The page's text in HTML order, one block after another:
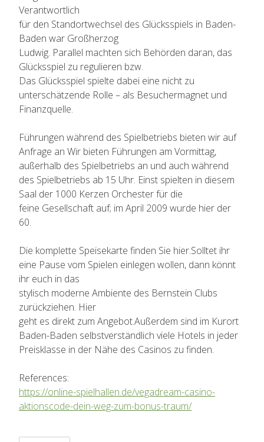
Verantwortlich
für den Standortwechsel des Glücksspiels in Baden-
Baden war Großherzog
Ludwig. Parallel machten sich Behörden daran, das
Glücksspiel zu regulieren bzw.
Das Glücksspiel spielte dabei eine nicht zu
unterschätzende Rolle – als Besuchermagnet und
Finanzquelle.
Führungen während des Spielbetriebs bieten wir auf
Anfrage an Wir bieten Führungen am Vormittag,
außerhalb des Spielbetriebs an und auch während
des Spielbetriebs ab 15 Uhr. Einst spielten in diesem
Saal der 1000 Kerzen Orchester für die
feine Gesellschaft auf; im April 2009 wurde hier der
60.
Die komplette Speisekarte finden Sie hier.Solltet ihr
eine Pause vom Spielen einlegen wollen, dann könnt
ihr euch in das
stylisch moderne Ambiente des Bernstein Clubs
zurückziehen. Hier
geht es direkt zum Angebot.Außerdem sind im Kurort
Baden-Baden selbstverständlich viele Hotels in jeder
Preisklasse in der Nähe des Casinos zu finden.
References:
https://online-spielhallen.de/vegadream-casino-
aktionscode-dein-weg-zum-bonus-traum/